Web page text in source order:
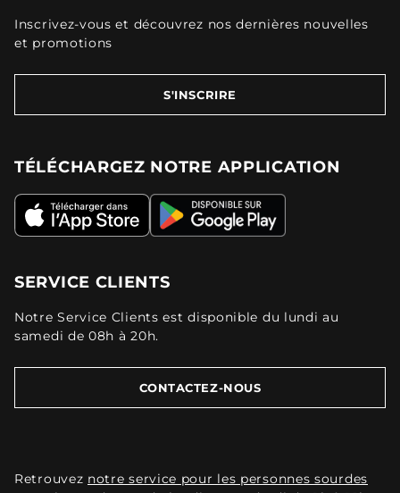
Inscrivez-vous et découvrez nos dernières nouvelles
et promotions
S'INSCRIRE
TÉLÉCHARGEZ NOTRE APPLICATION
SERVICE CLIENTS
Notre Service Clients est disponible du lundi au
samedi de 08h à 20h.
CONTACTEZ-NOUS
Retrouvez notre service pour les personnes sourdes